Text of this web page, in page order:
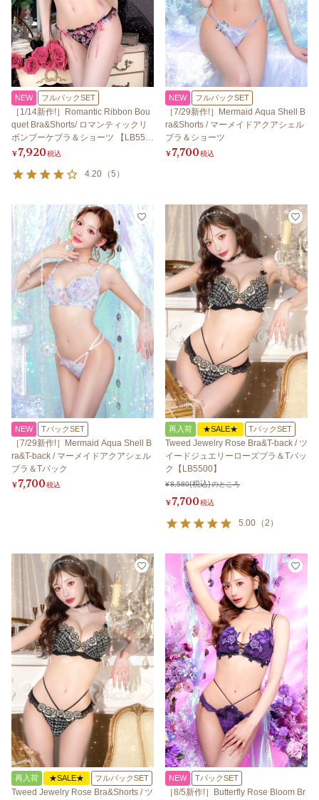
NEW フルバックSET
［1/14新作!］Romantic Ribbon Bou
quet Bra&Shorts/ ロマンティックリ
ボンブーケブラ＆ショーツ 【LB550
0】
¥7,920税込
4.20 （5 ）
NEW フルバックSET
［7/29新作!］Mermaid Aqua Shell B
ra&Shorts / マーメイドアクアシェル
ブラ＆ショーツ
¥7,700税込
NEW TバックSET
［7/29新作!］Mermaid Aqua Shell B
ra&T-back / マーメイドアクアシェル
ブラ＆Tバック
¥7,700税込
再入荷 ★SALE★ TバックSET
Tweed Jewelry Rose Bra&T-back / ツ
イードジュエリーローズブラ＆Tバッ
ク【LB5500】
¥8,580 のところ
¥7,700税込
5.00 （2 ）
再入荷 ★SALE★ フルバックSET
Tweed Jewelry Rose Bra&Shorts / ツ
NEW TバックSET
［8/5新作!］Butterfly Rose Bloom Br